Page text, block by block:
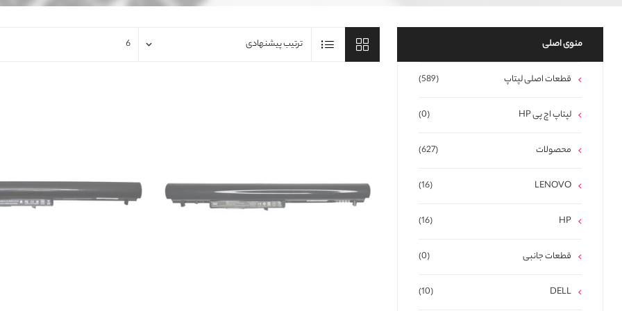
فلت لپتاپ
منوی اصلی
(589) قطعات اصلی لپتاپ
(0) لپتاپ اچ پی HP
(627) محصولات
(16) LENOVO
(16) HP
(0) قطعات جانبی
(10) DELL